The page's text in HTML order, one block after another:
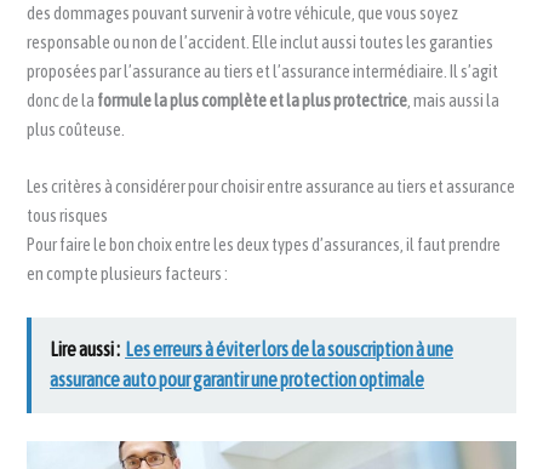
des dommages pouvant survenir à votre véhicule, que vous soyez
responsable ou non de l’accident. Elle inclut aussi toutes les garanties
proposées par l’assurance au tiers et l’assurance intermédiaire. Il s’agit
donc de la formule la plus complète et la plus protectrice , mais aussi la
plus coûteuse.
Les critères à considérer pour choisir entre assurance au tiers et assurance
tous risques
Pour faire le bon choix entre les deux types d’assurances, il faut prendre
en compte plusieurs facteurs :
Lire aussi : Les erreurs à éviter lors de la souscription à une
assurance auto pour garantir une protection optimale